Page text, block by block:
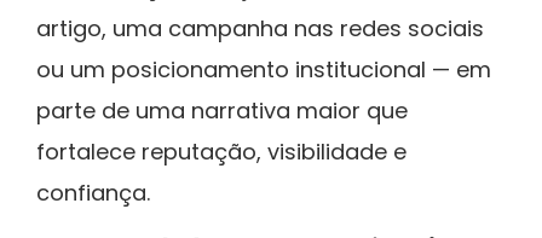
artigo, uma campanha nas redes sociais
ou um posicionamento institucional — em
parte de uma narrativa maior que
fortalece reputação, visibilidade e
confiança.